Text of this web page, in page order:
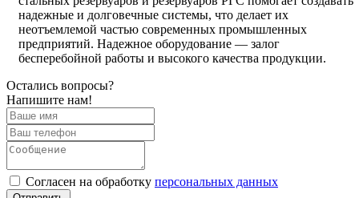
надежные и долговечные системы, что делает их
неотъемлемой частью современных промышленных
предприятий. Надежное оборудование — залог
бесперебойной работы и высокого качества продукции.
Остались вопросы?
Напишите нам!
Cогласен на обработку персональных данных